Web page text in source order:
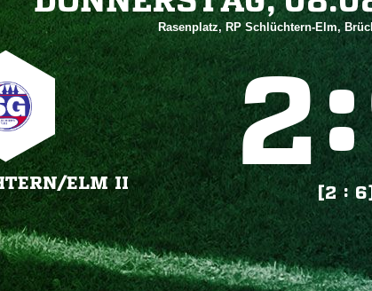
Rasenplatz, RP Schlüchtern-Elm,
​ELM II
:
[2 : 6]